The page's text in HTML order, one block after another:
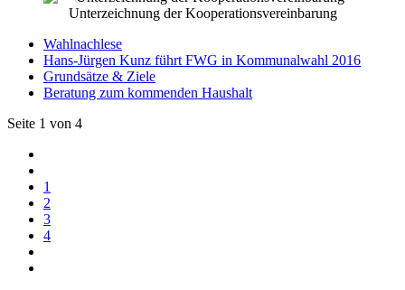
Unterzeichnung der Kooperationsvereinbarung
Wahlnachlese
Hans-Jürgen Kunz führt FWG in Kommunalwahl 2016
Grundsätze & Ziele
Beratung zum kommenden Haushalt
Seite 1 von 4
1
2
3
4